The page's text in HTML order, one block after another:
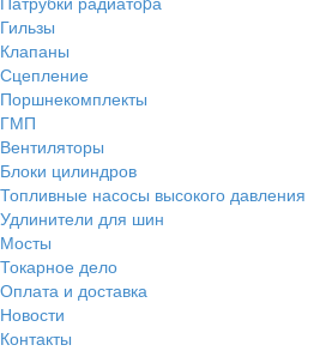
Гильзы
Клапаны
Сцепление
Поршнекомплекты
ГМП
Вентиляторы
Блоки цилиндров
Топливные насосы высокого давления
Удлинители для шин
Мосты
Токарное дело
Оплата и доставка
Новости
Контакты